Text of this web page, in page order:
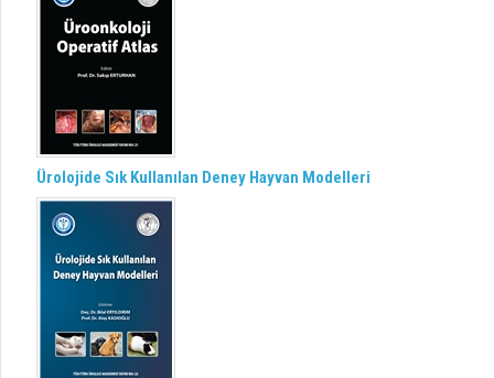
Ürolojide Sık Kullanılan Deney Hayvan Modelleri